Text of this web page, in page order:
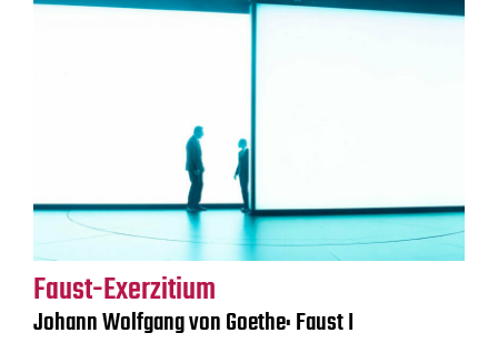
Faust-Exerzitium
Johann Wolfgang von Goethe: Faust I